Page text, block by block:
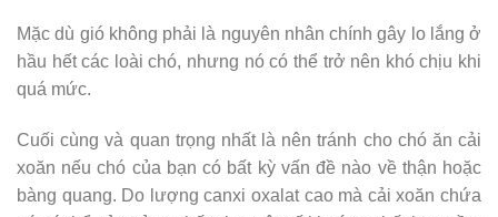
Mặc dù gió không phải là nguyên nhân chính gây lo lắng ở
hầu hết các loài chó, nhưng nó có thể trở nên khó chịu khi
quá mức.
Cuối cùng và quan trọng nhất là nên tránh cho chó ăn cải
xoăn nếu chó của bạn có bất kỳ vấn đề nào về thận hoặc
bàng quang. Do lượng canxi oxalat cao mà cải xoăn chứa